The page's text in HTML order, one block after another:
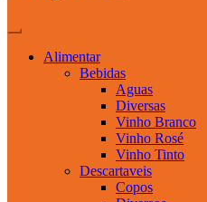
Alimentar
Bebidas
Aguas
Diversas
Vinho Branco
Vinho Rosé
Vinho Tinto
Descartaveis
Copos